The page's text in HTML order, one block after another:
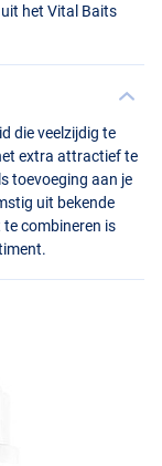
het Vital Baits
die veelzijdig te
extra attractief te
toevoeging aan je
uit bekende
combineren is